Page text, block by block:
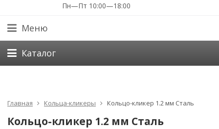
Пн—Пт 10:00—18:00
Меню
Каталог
Главная Кольца-кликеры Кольцо-кликер 1.2 мм Сталь
Кольцо-кликер 1.2 мм Сталь